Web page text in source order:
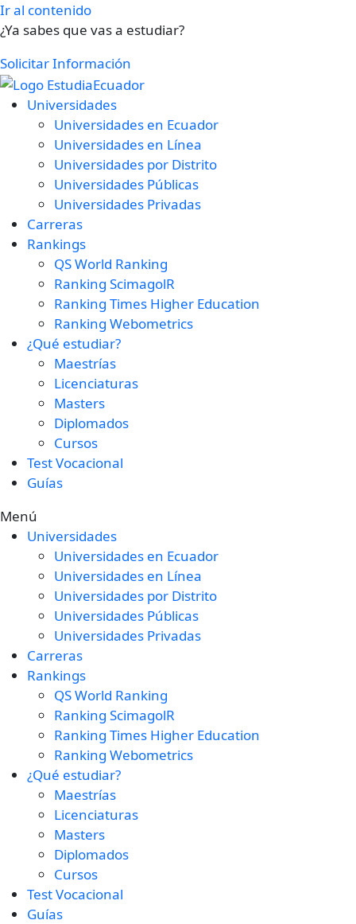
Ir al contenido
¿Ya sabes que vas a estudiar?
Solicitar Información
Universidades
Universidades en Ecuador
Universidades en Línea
Universidades por Distrito
Universidades Públicas
Universidades Privadas
Carreras
Rankings
QS World Ranking
Ranking ScimagolR
Ranking Times Higher Education
Ranking Webometrics
¿Qué estudiar?
Maestrías
Licenciaturas
Masters
Diplomados
Cursos
Test Vocacional
Guías
Menú
Universidades
Universidades en Ecuador
Universidades en Línea
Universidades por Distrito
Universidades Públicas
Universidades Privadas
Carreras
Rankings
QS World Ranking
Ranking ScimagolR
Ranking Times Higher Education
Ranking Webometrics
¿Qué estudiar?
Maestrías
Licenciaturas
Masters
Diplomados
Cursos
Test Vocacional
Guías